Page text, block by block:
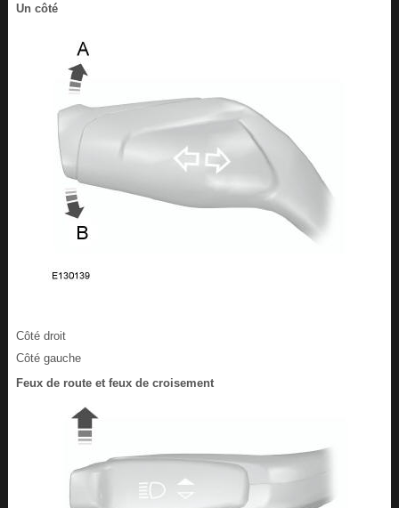
Un côté
Côté droit
Côté gauche
Feux de route et feux de croisement